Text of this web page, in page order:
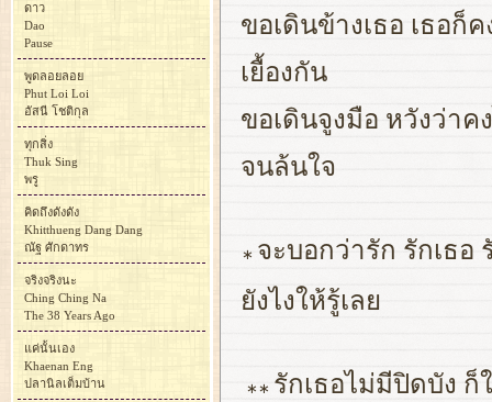
ขอเดินข้างเธอ เธอก็
เยื้องกัน
ขอเดินจูงมือ หวังว่าค
จนล้นใจ
∗ จะบอกว่ารัก รักเธอ
ยังไงให้รู้เลย
∗∗ รักเธอไม่มีปิดบัง
ดาว
Dao
Pause
พูดลอยลอย
Phut Loi Loi
อัสนี โชติกุล
ทุกสิ่ง
Thuk Sing
พรู
คิดถึงดังดัง
Khitthueng Dang Dang
ณัฐ ศักดาทร
จริงจริงนะ
Ching Ching Na
The 38 Years Ago
แค่นั้นเอง
Khaenan Eng
ปลานิลเต็มบ้าน